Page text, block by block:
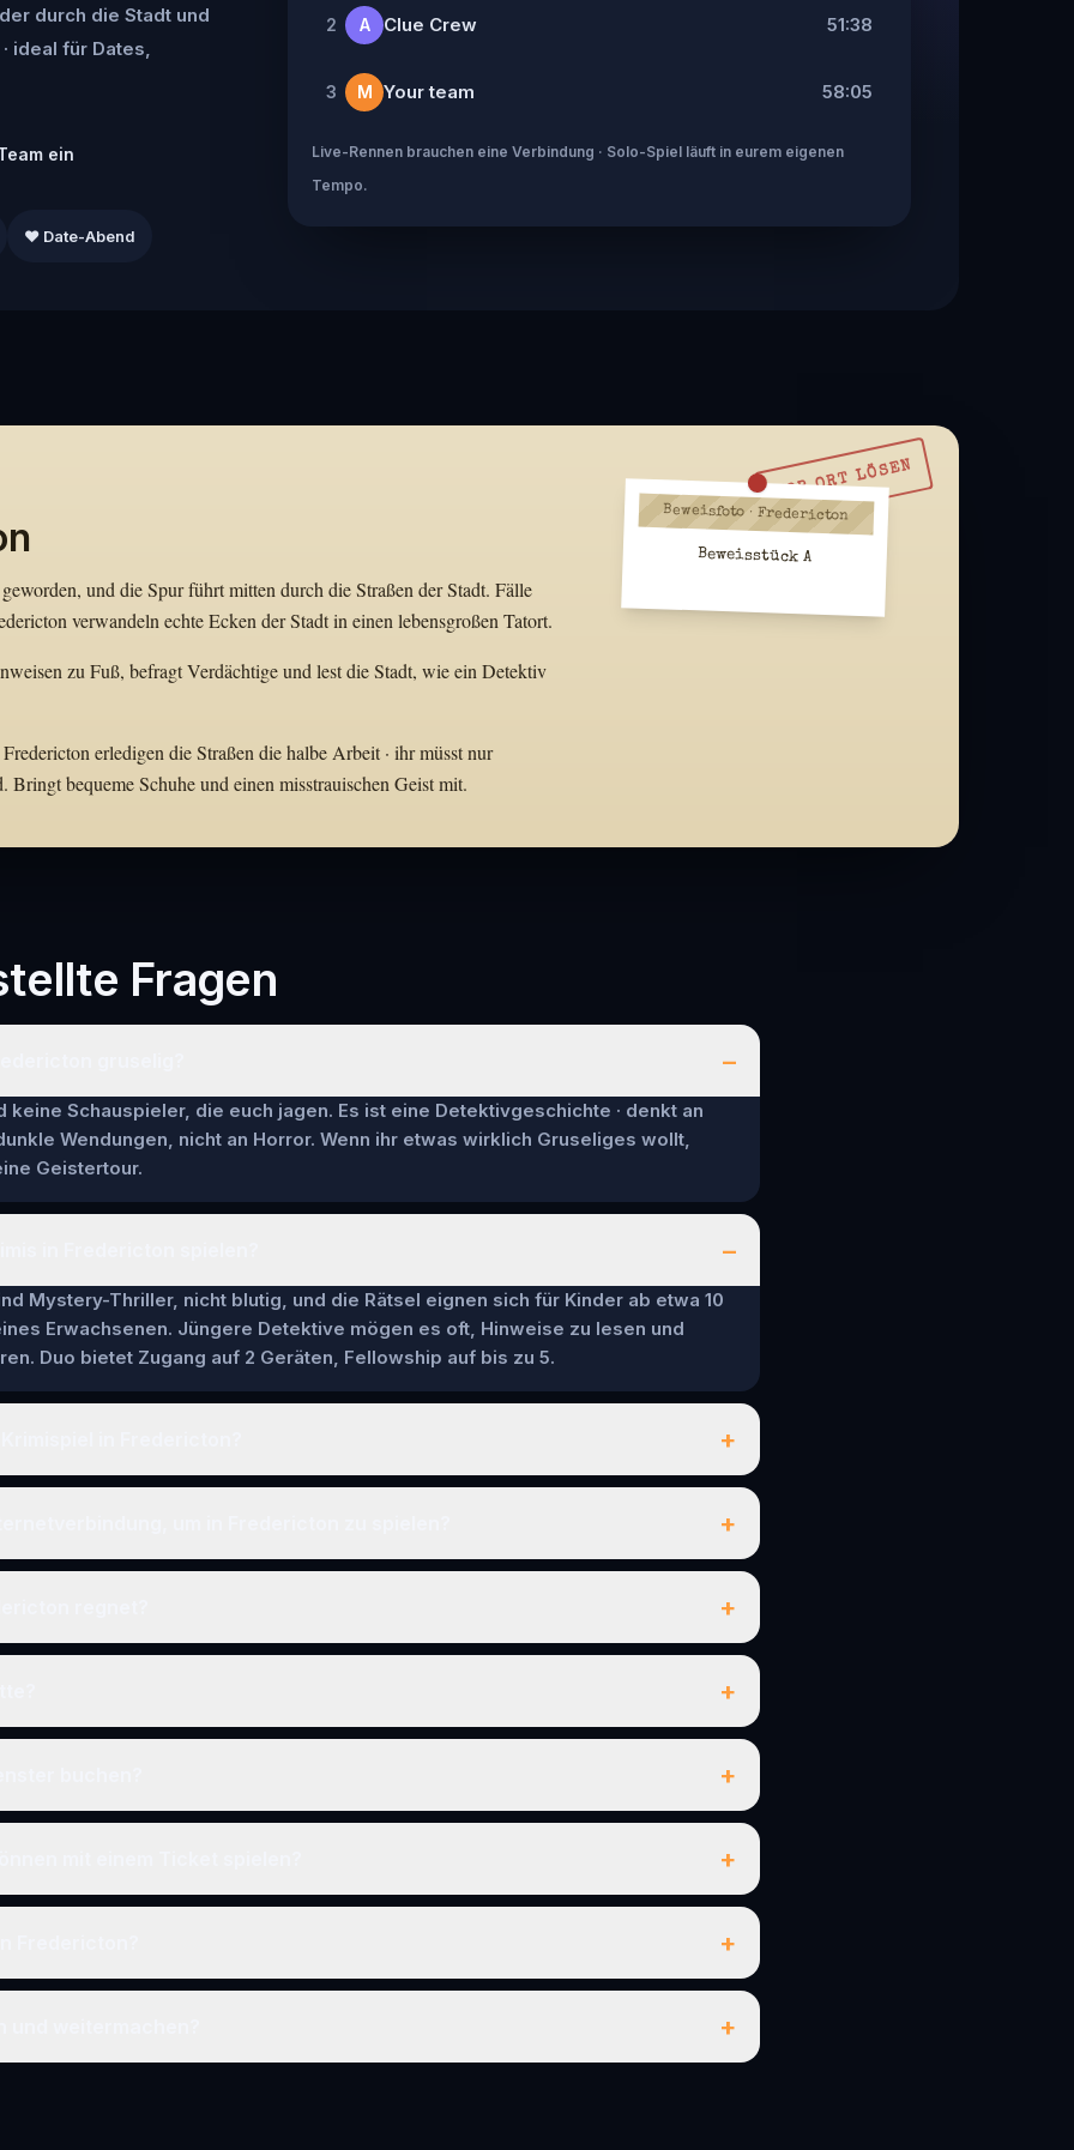
durch die Stadt und
ideal für Dates,
ein
❤️ Date-Abend
2 A Clue Crew 51:38
3 M Your team 58:05
Live-Rennen brauchen eine Verbindung · Solo-Spiel läuft in eurem eigenen
Tempo.
VOR ORT LÖSEN
und die Spur führt mitten durch die Straßen der Stadt. Fälle
verwandeln echte Ecken der Stadt in einen lebensgroßen Tatort.
zu Fuß, befragt Verdächtige und lest die Stadt, wie ein Detektiv
erledigen die Straßen die halbe Arbeit · ihr müsst nur
Bringt bequeme Schuhe und einen misstrauischen Geist mit.
Beweisfoto · Fredericton
Beweisstück A
Fragen
–
keine Schauspieler, die euch jagen. Es ist eine Detektivgeschichte · denkt an
Wendungen, nicht an Horror. Wenn ihr etwas wirklich Gruseliges wollt,
Geistertour.
–
Mystery-Thriller, nicht blutig, und die Rätsel eignen sich für Kinder ab etwa 10
Erwachsenen. Jüngere Detektive mögen es oft, Hinweise zu lesen und
Duo bietet Zugang auf 2 Geräten, Fellowship auf bis zu 5.
+
+
+
+
+
+
+
+